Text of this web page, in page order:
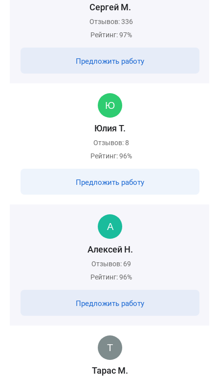
Сергей М.
Отзывов: 336
Рейтинг: 97%
Предложить работу
Юлия Т.
Отзывов: 8
Рейтинг: 96%
Предложить работу
Алексей Н.
Отзывов: 69
Рейтинг: 96%
Предложить работу
Тарас М.